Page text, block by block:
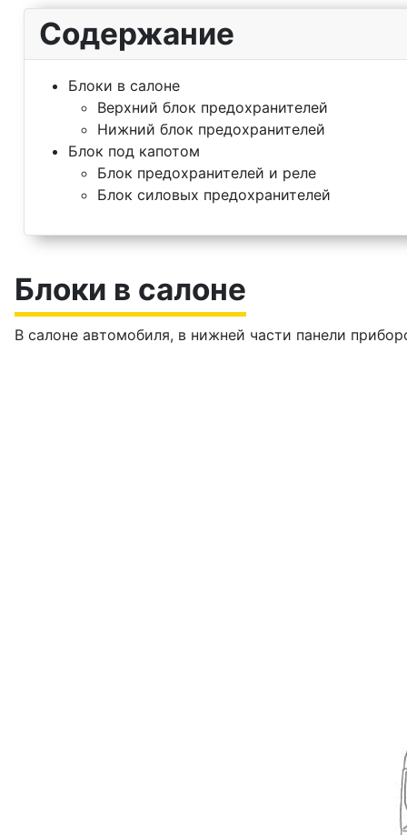
Содержание
Блоки в салоне
Верхний блок предохранителей
Нижний блок предохранителей
Блок под капотом
Блок предохранителей и реле
Блок силовых предохранителей
Блоки в салоне
В салоне автомобиля, в нижней части панели